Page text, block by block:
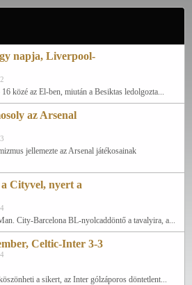
napja, Liverpool-
közé az El-ben, miután a Besiktas ledolgozta...
az Arsenal
jellemezte az Arsenal játékosainak
Cityvel, nyert a
City-Barcelona BL-nyolcaddöntő a tavalyira, a...
Celtic-Inter 3-3
a sikert, az Inter gólzáporos döntetlent...